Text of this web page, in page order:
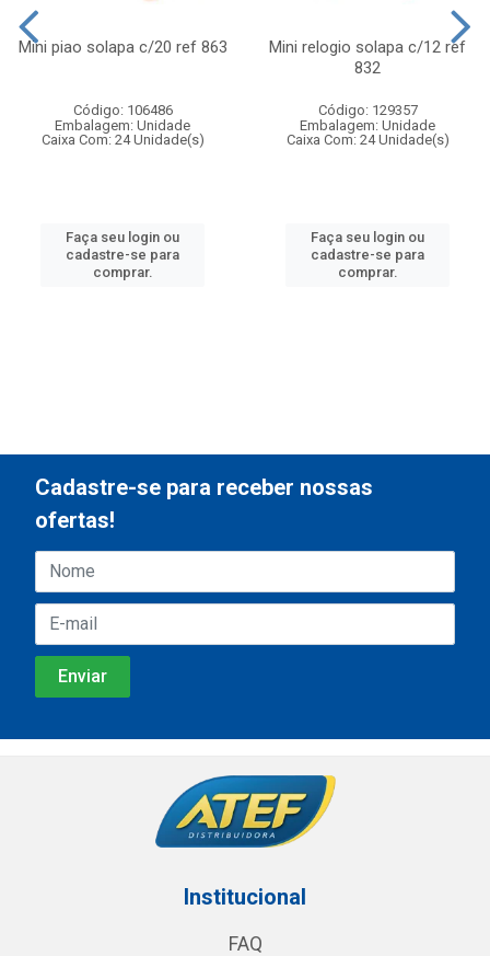
Mini piao solapa c/20 ref 863
Código: 106486
Embalagem: Unidade
Caixa Com: 24 Unidade(s)
Faça seu login ou
cadastre-se para
comprar.
Mini relogio solapa c/12 ref
832
Código: 129357
Embalagem: Unidade
Caixa Com: 24 Unidade(s)
Faça seu login ou
cadastre-se para
comprar.
Cadastre-se para receber nossas
ofertas!
Institucional
FAQ